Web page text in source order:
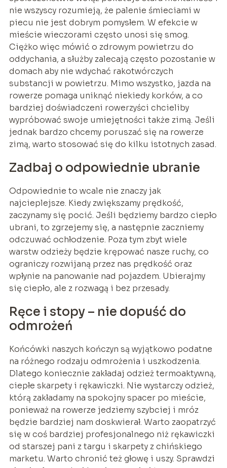
nie wszyscy rozumieją, że palenie śmieciami w
piecu nie jest dobrym pomysłem. W efekcie w
mieście wieczorami często unosi się smog.
Ciężko więc mówić o zdrowym powietrzu do
oddychania, a służby zalecają często pozostanie w
domach aby nie wdychać rakotwórczych
substancji w powietrzu. Mimo wszystko, jazda na
rowerze pomaga uniknąć niekiedy korków, a co
bardziej doświadczeni rowerzyści chcieliby
wypróbować swoje umiejętności także zimą. Jeśli
jednak bardzo chcemy poruszać się na rowerze
zimą, warto stosować się do kilku istotnych zasad.
Zadbaj o odpowiednie ubranie
Odpowiednie to wcale nie znaczy jak
najcieplejsze. Kiedy zwiększamy prędkość,
zaczynamy się pocić. Jeśli będziemy bardzo ciepło
ubrani, to zgrzejemy się, a następnie zaczniemy
odczuwać ochłodzenie. Poza tym zbyt wiele
warstw odzieży będzie krępować nasze ruchy, co
ograniczy rozwijaną przez nas prędkość oraz
wpłynie na panowanie nad pojazdem. Ubierajmy
się ciepło, ale z rozwagą i bez przesady.
Ręce i stopy – nie dopuść do
odmrożeń
Końcówki naszych kończyn są wyjątkowo podatne
na różnego rodzaju odmrożenia i uszkodzenia.
Dlatego koniecznie zakładaj odzież termoaktywną,
ciepłe skarpety i rękawiczki. Nie wystarczy odzież,
którą zakładamy na spokojny spacer po mieście,
ponieważ na rowerze jedziemy szybciej i mróz
będzie bardziej nam doskwierał. Warto zaopatrzyć
się w coś bardziej profesjonalnego niż rękawiczki
od starszej pani z targu i skarpety z chińskiego
marketu. Warto chronić też głowę i uszy. Sprawdzi